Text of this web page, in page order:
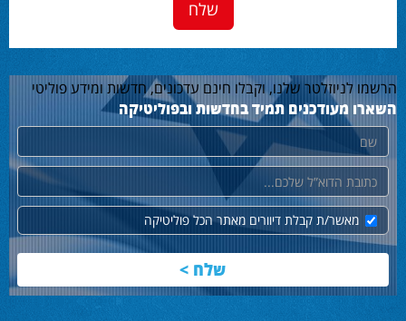
הרשמו לניוזלטר שלנו, וקבלו חינם עדכונים, חדשות ומידע פוליטי
השארו מעודכנים תמיד בחדשות ובפוליטיקה
שם
דוא"ל
מאשר/ת קבלת דיוורים מאתר הכל פוליטיקה